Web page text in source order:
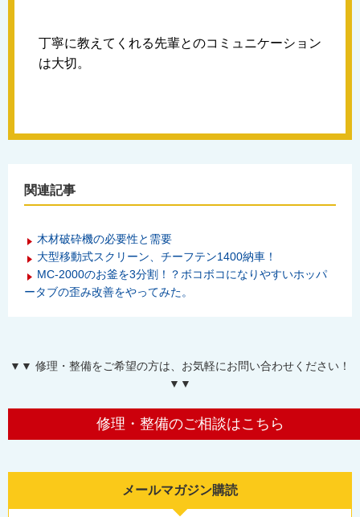
丁寧に教えてくれる先輩とのコミュニケーション
は大切。
関連記事
木材破砕機の必要性と需要
大型移動式スクリーン、チーフテン1400納車！
MC-2000のお釜を3分割！？ボコボコになりやすいホッパ
ータブの歪み改善をやってみた。
▼▼ 修理・整備をご希望の方は、お気軽にお問い合わせください！
▼▼
修理・整備のご相談はこちら
メールマガジン購読